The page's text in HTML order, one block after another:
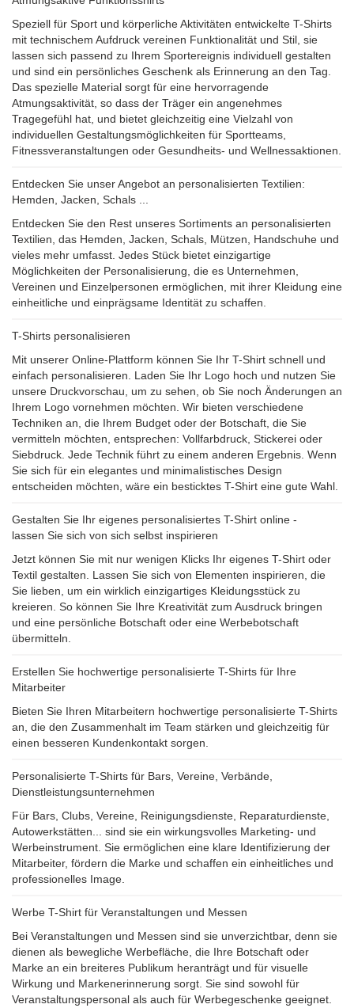
Speziell für Sport und körperliche Aktivitäten entwickelte T-Shirts
mit technischem Aufdruck vereinen Funktionalität und Stil, sie
lassen sich passend zu Ihrem Sportereignis individuell gestalten
und sind ein persönliches Geschenk als Erinnerung an den Tag.
Das spezielle Material sorgt für eine hervorragende
Atmungsaktivität, so dass der Träger ein angenehmes
Tragegefühl hat, und bietet gleichzeitig eine Vielzahl von
individuellen Gestaltungsmöglichkeiten für Sportteams,
Fitnessveranstaltungen oder Gesundheits- und Wellnessaktionen.
Entdecken Sie unser Angebot an personalisierten Textilien:
Hemden, Jacken, Schals ...
Entdecken Sie den Rest unseres Sortiments an personalisierten
Textilien, das Hemden, Jacken, Schals, Mützen, Handschuhe und
vieles mehr umfasst. Jedes Stück bietet einzigartige
Möglichkeiten der Personalisierung, die es Unternehmen,
Vereinen und Einzelpersonen ermöglichen, mit ihrer Kleidung eine
einheitliche und einprägsame Identität zu schaffen.
T-Shirts personalisieren
Mit unserer Online-Plattform können Sie Ihr T-Shirt schnell und
einfach personalisieren. Laden Sie Ihr Logo hoch und nutzen Sie
unsere Druckvorschau, um zu sehen, ob Sie noch Änderungen an
Ihrem Logo vornehmen möchten. Wir bieten verschiedene
Techniken an, die Ihrem Budget oder der Botschaft, die Sie
vermitteln möchten, entsprechen: Vollfarbdruck, Stickerei oder
Siebdruck. Jede Technik führt zu einem anderen Ergebnis. Wenn
Sie sich für ein elegantes und minimalistisches Design
entscheiden möchten, wäre ein besticktes T-Shirt eine gute Wahl.
Gestalten Sie Ihr eigenes personalisiertes T-Shirt online -
lassen Sie sich von sich selbst inspirieren
Jetzt können Sie mit nur wenigen Klicks Ihr eigenes T-Shirt oder
Textil gestalten. Lassen Sie sich von Elementen inspirieren, die
Sie lieben, um ein wirklich einzigartiges Kleidungsstück zu
kreieren. So können Sie Ihre Kreativität zum Ausdruck bringen
und eine persönliche Botschaft oder eine Werbebotschaft
übermitteln.
Erstellen Sie hochwertige personalisierte T-Shirts für Ihre
Mitarbeiter
Bieten Sie Ihren Mitarbeitern hochwertige personalisierte T-Shirts
an, die den Zusammenhalt im Team stärken und gleichzeitig für
einen besseren Kundenkontakt sorgen.
Personalisierte T-Shirts für Bars, Vereine, Verbände,
Dienstleistungsunternehmen
Für Bars, Clubs, Vereine, Reinigungsdienste, Reparaturdienste,
Autowerkstätten... sind sie ein wirkungsvolles Marketing- und
Werbeinstrument. Sie ermöglichen eine klare Identifizierung der
Mitarbeiter, fördern die Marke und schaffen ein einheitliches und
professionelles Image.
Werbe T-Shirt für Veranstaltungen und Messen
Bei Veranstaltungen und Messen sind sie unverzichtbar, denn sie
dienen als bewegliche Werbefläche, die Ihre Botschaft oder
Marke an ein breiteres Publikum heranträgt und für visuelle
Wirkung und Markenerinnerung sorgt. Sie sind sowohl für
Veranstaltungspersonal als auch für Werbegeschenke geeignet.